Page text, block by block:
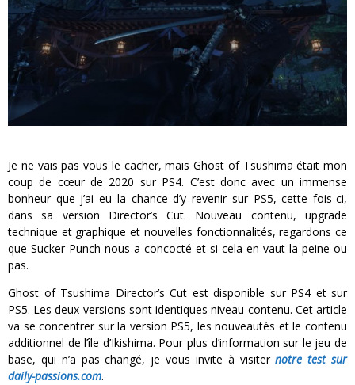
Je ne vais pas vous le cacher, mais Ghost of Tsushima était mon
coup de cœur de 2020 sur PS4. C’est donc avec un immense
bonheur que j’ai eu la chance d’y revenir sur PS5, cette fois-ci,
dans sa version Director’s Cut. Nouveau contenu, upgrade
technique et graphique et nouvelles fonctionnalités, regardons ce
que Sucker Punch nous a concocté et si cela en vaut la peine ou
pas.
Ghost of Tsushima Director’s Cut est disponible sur PS4 et sur
PS5. Les deux versions sont identiques niveau contenu. Cet article
va se concentrer sur la version PS5, les nouveautés et le contenu
additionnel de l’île d’Ikishima. Pour plus d’information sur le jeu de
base, qui n’a pas changé, je vous invite à visiternotre test sur
daily-passions.com.